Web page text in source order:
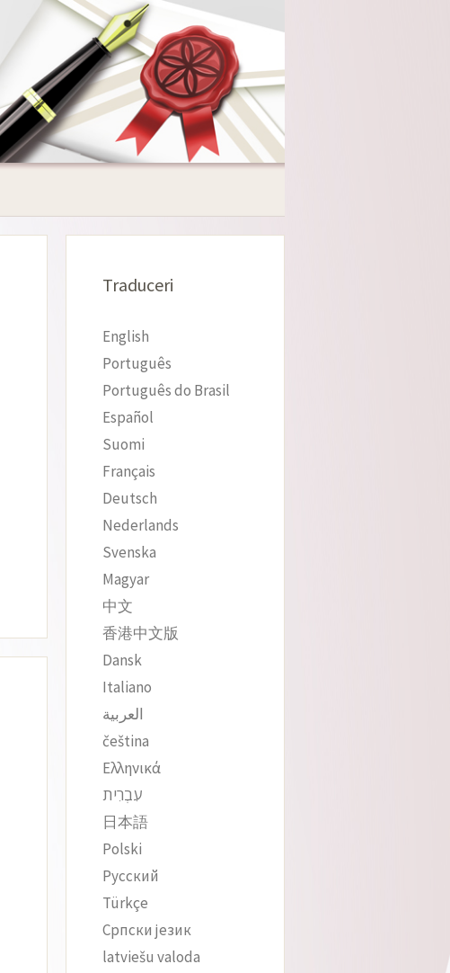
Traduceri
English
Português
Português do Brasil
Español
Suomi
Français
Deutsch
Nederlands
Svenska
Magyar
中文
香港中文版
Dansk
Italiano
العربية
čeština‎
Ελληνικά
עִבְרִית
日本語
Polski
Русский
Türkçe
Српски језик
latviešu valoda